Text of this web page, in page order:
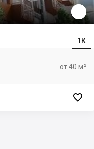
1К
от 40 м²
